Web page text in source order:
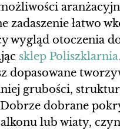
zadaszenie łatwo
wygląd otoczenia
sklep
dopasowane
grubości,
dobrane
lub wiaty,